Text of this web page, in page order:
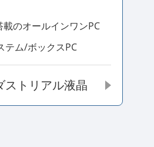
のオールインワンPC
テム/ボックスPC
ストリアル液晶